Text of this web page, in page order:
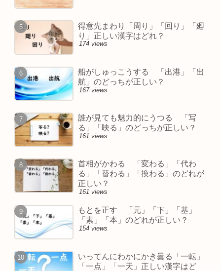
得意先まわり「周り」「回り」「廻
り」正しい漢字はどれ？
174 views
船がしゅっこうする 「出港」「出
航」のどっちが正しい？
167 views
誰が見ても魅力的にうつる 「写
る」「映る」のどっちが正しい？
161 views
首相がかわる 「変わる」「代わ
る」「替わる」「換わる」のどれが
正しい？
161 views
もとを正す 「元」「下」「基」
「素」「本」のどれが正しい？
154 views
いってんにわかにかき曇る「一転」
「一点」「一天」正しい漢字はど